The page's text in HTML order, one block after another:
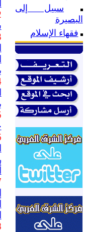
سبيل إلى
البصيرة
فقهاء الإسلام